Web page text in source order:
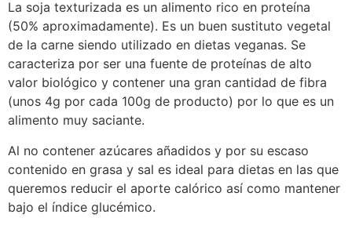
La soja texturizada es un alimento rico en proteína
(50% aproximadamente). Es un buen sustituto vegetal
de la carne siendo utilizado en dietas veganas. Se
caracteriza por ser una fuente de proteínas de alto
valor biológico y contener una gran cantidad de fibra
(unos 4g por cada 100g de producto) por lo que es un
alimento muy saciante.
Al no contener azúcares añadidos y por su escaso
contenido en grasa y sal es ideal para dietas en las que
queremos reducir el aporte calórico así como mantener
bajo el índice glucémico.